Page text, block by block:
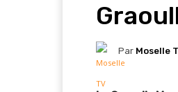
Par Moselle